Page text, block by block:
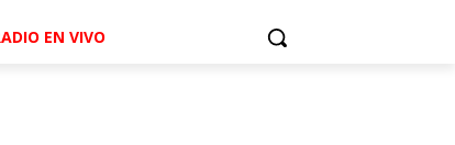
EN VIVO